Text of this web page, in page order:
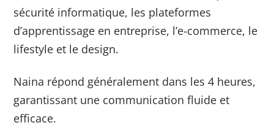
sécurité informatique, les plateformes
d’apprentissage en entreprise, l’e-commerce, le
lifestyle et le design.
Naina répond généralement dans les 4 heures,
garantissant une communication fluide et
efficace.